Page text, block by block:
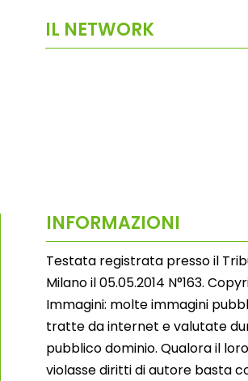
IL NETWORK
INFORMAZIONI
Testata registrata presso il
Milano il 05.05.2014 N°163.
Immagini: molte immagini
tratte da internet e valutate
pubblico dominio. Qualora il
violasse diritti di autore basta